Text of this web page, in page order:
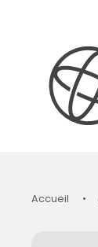
Accueil •